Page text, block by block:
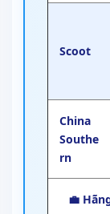
Scoot
China
Southe
rn
💼